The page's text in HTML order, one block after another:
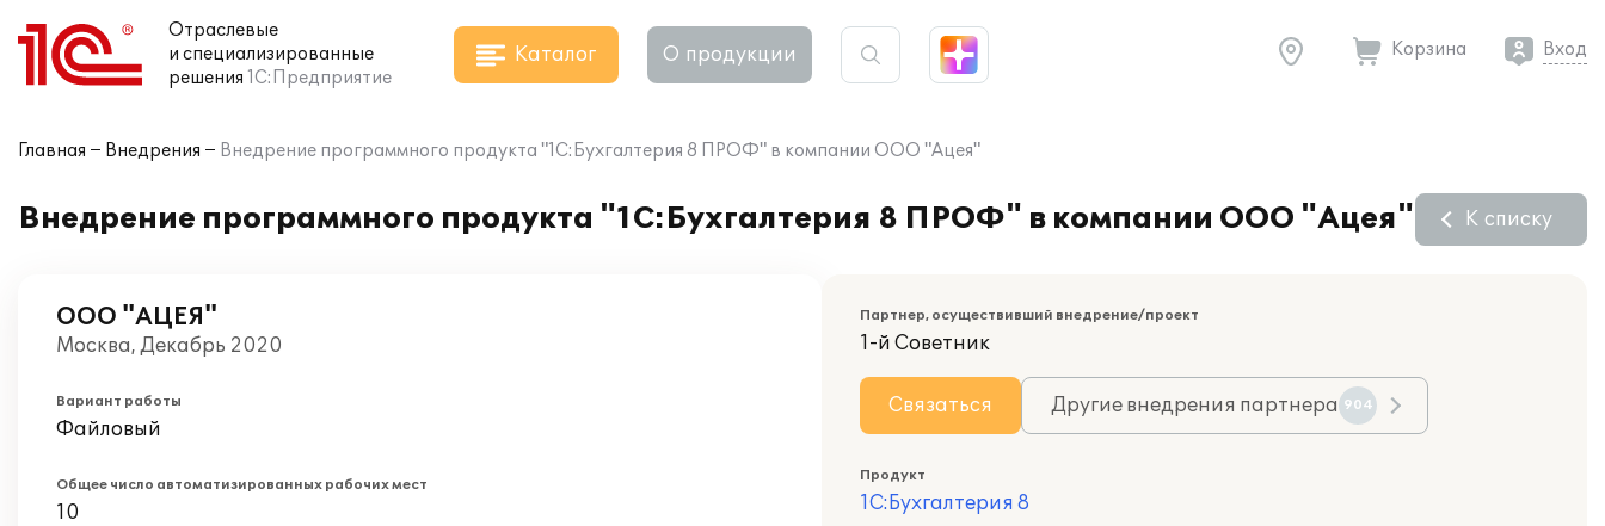
Отраслевые
и специализированные
решения 1С:Предприятие
Каталог О продукции Корзина Вход
Главная Внедрения Внедрение программного продукта "1С:Бухгалтерия 8 ПРОФ" в компании ООО "Ацея"
Внедрение программного продукта "1С:Бухгалтерия 8 ПРОФ" в компании ООО "Ацея" К списку
ООО "АЦЕЯ"
Москва, Декабрь 2020
Вариант работы
Файловый
Общее число автоматизированных рабочих мест
10
Партнер, осуществивший внедрение/проект
1-й Советник
Связаться Другие внедрения партнера 904
Продукт
1С:Бухгалтерия 8